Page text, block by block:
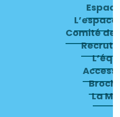
L’espace
Comité de
La